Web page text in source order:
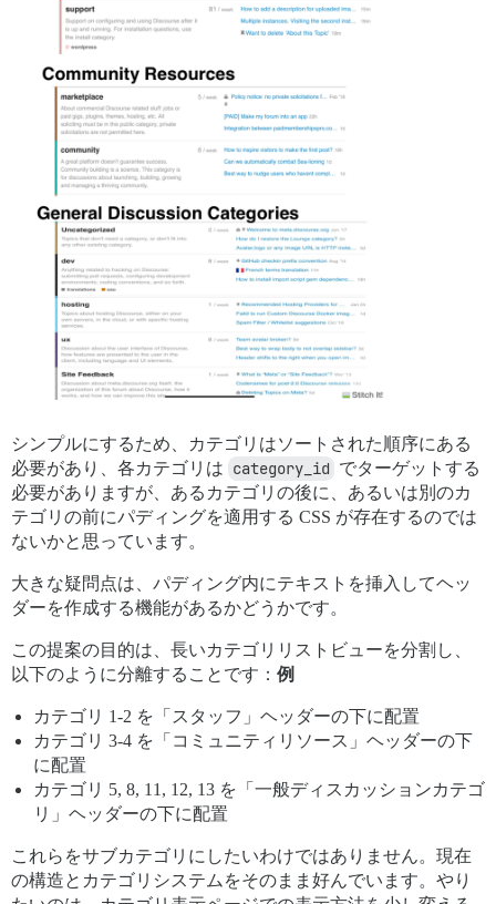
シンプルにするため、カテゴリはソートされた順序にある
必要があり、各カテゴリは category_id でターゲットする
必要がありますが、あるカテゴリの後に、あるいは別のカ
テゴリの前にパディングを適用する CSS が存在するのでは
ないかと思っています。
大きな疑問点は、パディング内にテキストを挿入してヘッ
ダーを作成する機能があるかどうかです。
この提案の目的は、長いカテゴリリストビューを分割し、
以下のように分離することです： 例
カテゴリ 1-2 を「スタッフ」ヘッダーの下に配置
カテゴリ 3-4 を「コミュニティリソース」ヘッダーの下
に配置
カテゴリ 5, 8, 11, 12, 13 を「一般ディスカッションカテゴ
リ」ヘッダーの下に配置
これらをサブカテゴリにしたいわけではありません。現在
の構造とカテゴリシステムをそのまま好んでいます。やり